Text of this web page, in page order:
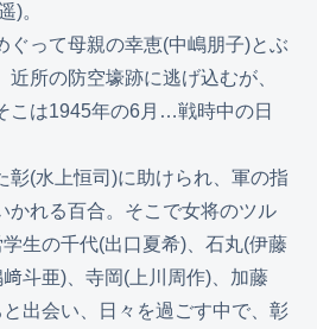
)。
ぐって母親の幸恵(中嶋朋子)とぶ
近所の防空壕跡に逃げ込むが、
こは1945年の6月…戦時中の日
彰(水上恒司)に助けられ、軍の指
かれる百合。そこで女将のツル
生の千代(出口夏希)、石丸(伊藤
斗亜)、寺岡(上川周作)、加藤
出会い、日々を過ごす中で、彰